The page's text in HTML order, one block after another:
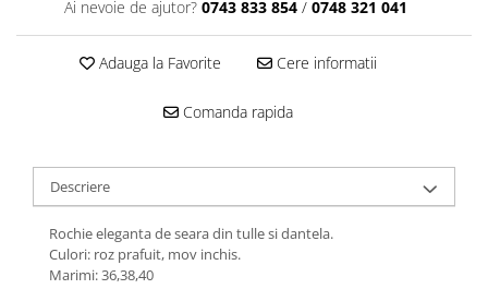
Ai nevoie de ajutor? 0743 833 854 / 0748 321 041
Adauga la Favorite Cere informatii
Comanda rapida
Descriere
Rochie eleganta de seara din tulle si dantela.
Culori: roz prafuit, mov inchis.
Marimi: 36,38,40